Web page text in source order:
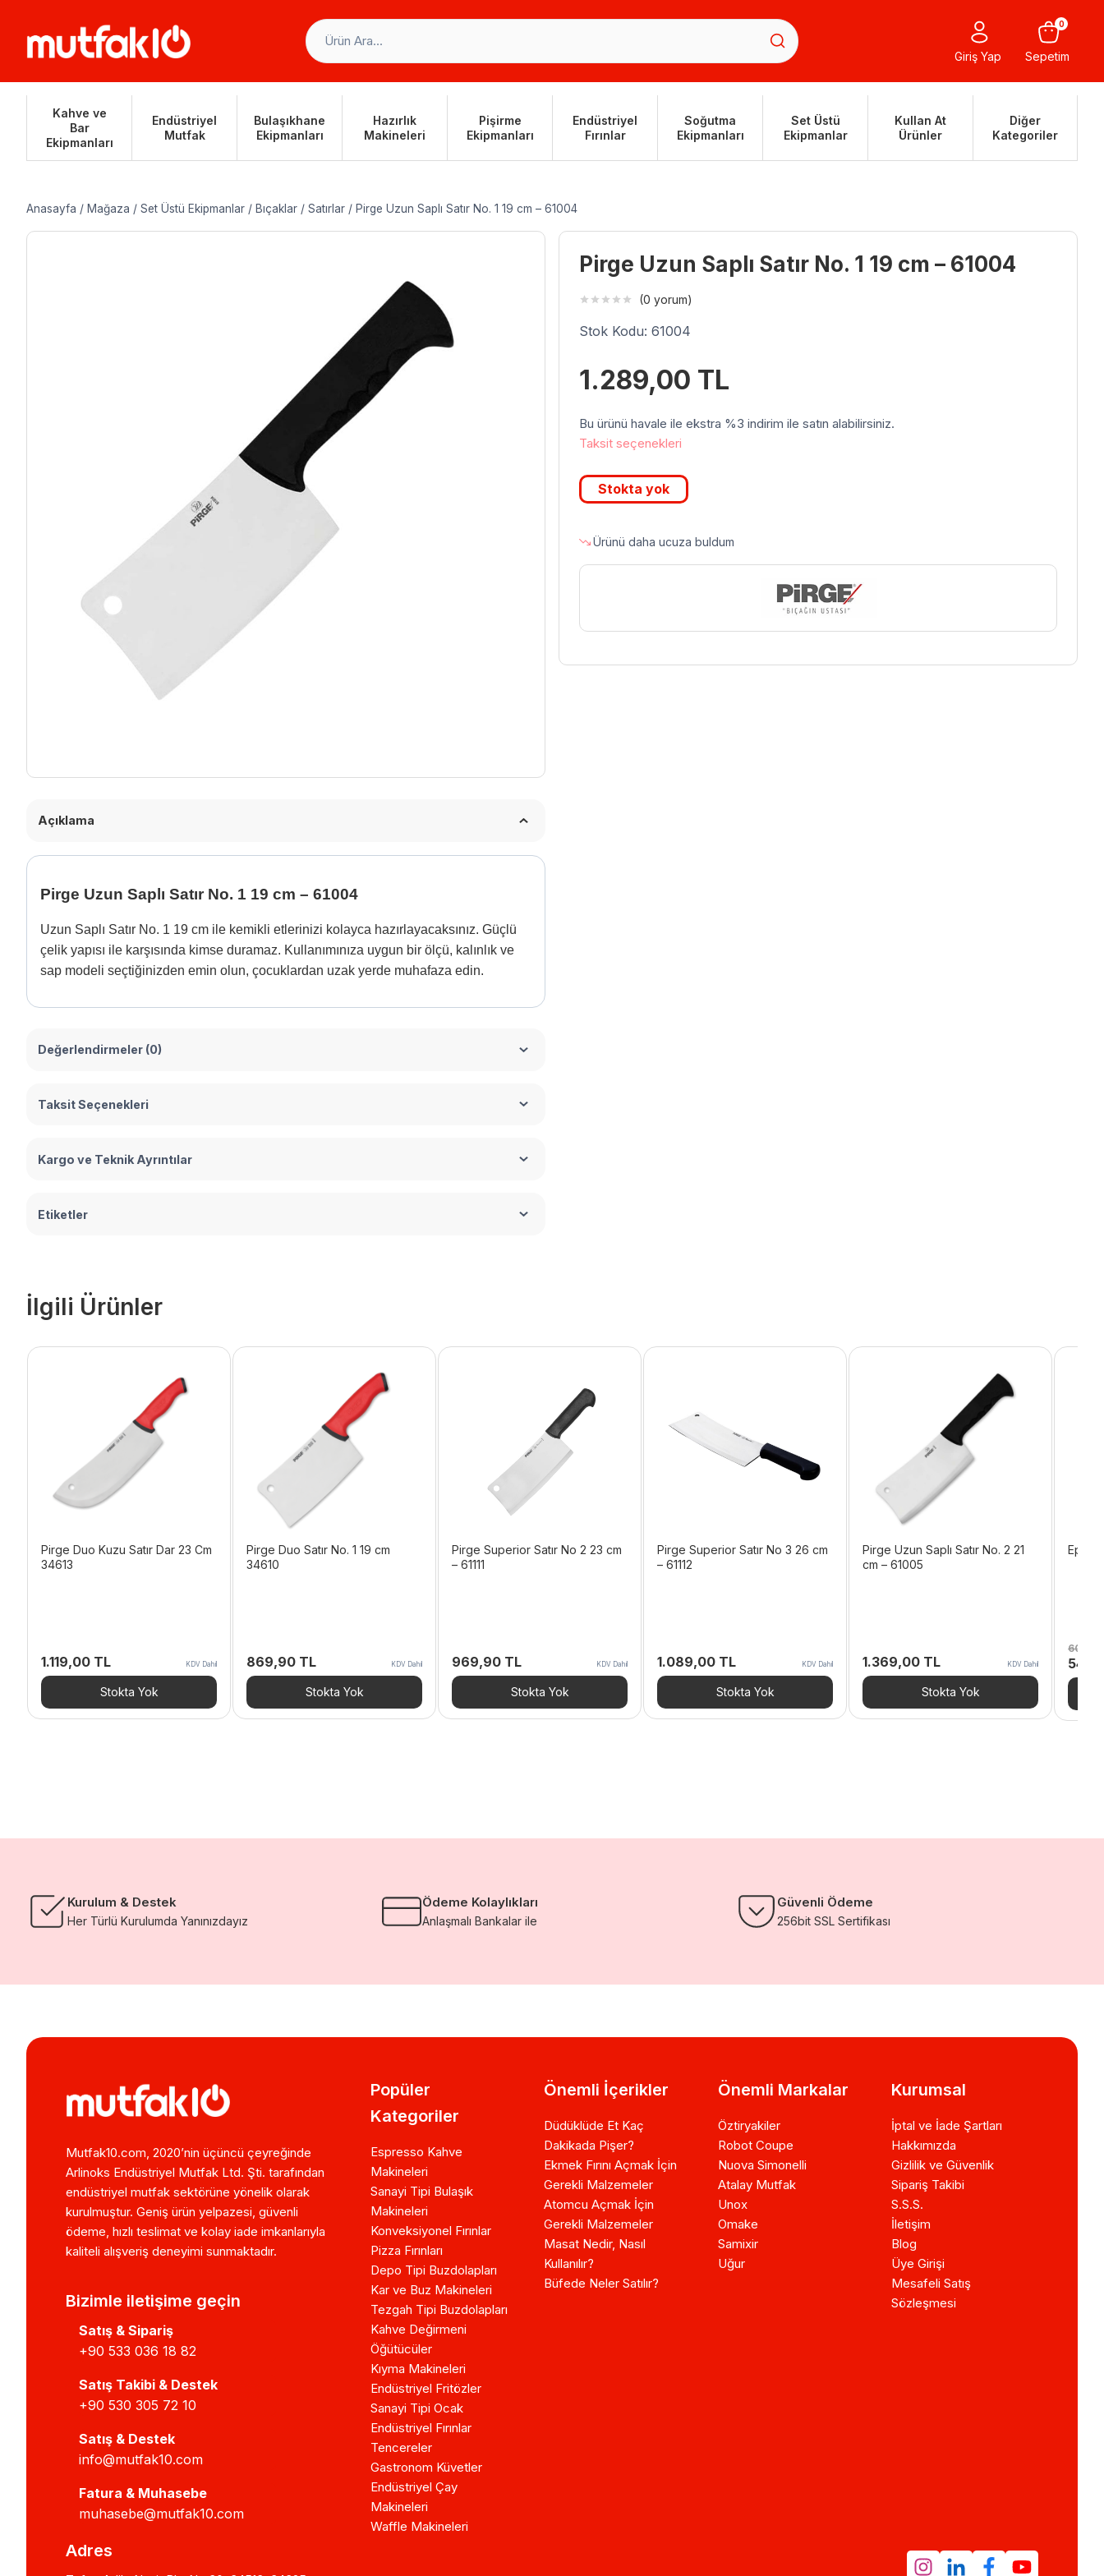
Giriş Yap Sepetim
0
Kahve ve
Bar
Ekipmanları
Endüstriyel
Mutfak
Bulaşıkhane
Ekipmanları
Hazırlık
Makineleri
Pişirme
Ekipmanları
Endüstriyel
Fırınlar
Soğutma
Ekipmanları
Set Üstü
Ekipmanlar
Kullan At
Ürünler
Diğer
Kategoriler
Anasayfa / Mağaza / Set Üstü Ekipmanlar / Bıçaklar / Satırlar / Pirge Uzun Saplı Satır No. 1 19 cm – 61004
Açıklama
Pirge Uzun Saplı Satır No. 1 19 cm – 61004
Uzun Saplı Satır No. 1 19 cm ile kemikli etlerinizi kolayca hazırlayacaksınız. Güçlü
çelik yapısı ile karşısında kimse duramaz. Kullanımınıza uygun bir ölçü, kalınlık ve
sap modeli seçtiğinizden emin olun, çocuklardan uzak yerde muhafaza edin.
Değerlendirmeler (0)
Taksit Seçenekleri
Kargo ve Teknik Ayrıntılar
Etiketler
Pirge Uzun Saplı Satır No. 1 19 cm – 61004
(0 yorum)
Stok Kodu: 61004
1.289,00 TL
Bu ürünü havale ile ekstra %3 indirim ile satın alabilirsiniz.
Taksit seçenekleri
Stokta yok
Ürünü daha ucuza buldum
İlgili Ürünler
Pirge Duo Kuzu Satır Dar 23 Cm
34613
1.119,00 TL KDV Dahil
Stokta Yok
Pirge Duo Satır No. 1 19 cm
34610
869,90 TL KDV Dahil
Stokta Yok
Pirge Superior Satır No 2 23 cm
– 61111
969,90 TL KDV Dahil
Stokta Yok
Pirge Superior Satır No 3 26 cm
– 61112
1.089,00 TL KDV Dahil
Stokta Yok
Pirge Uzun Saplı Satır No. 2 21
cm – 61005
1.369,00 TL KDV Dahil
Stokta Yok
fiyat:
Kurulum & Destek
Her Türlü Kurulumda Yanınızdayız
Ödeme Kolaylıkları
Anlaşmalı Bankalar ile
Güvenli Ödeme
256bit SSL Sertifikası
Mutfak10.com, 2020’nin üçüncü çeyreğinde
Arlinoks Endüstriyel Mutfak Ltd. Şti. tarafından
endüstriyel mutfak sektörüne yönelik olarak
kurulmuştur. Geniş ürün yelpazesi, güvenli
ödeme, hızlı teslimat ve kolay iade imkanlarıyla
kaliteli alışveriş deneyimi sunmaktadır.
Bizimle iletişime geçin
Satış & Sipariş
+90 533 036 18 82
Satış Takibi & Destek
+90 530 305 72 10
Satış & Destek
info@mutfak10.com
Fatura & Muhasebe
muhasebe@mutfak10.com
Adres
Popüler
Kategoriler
Espresso Kahve
Makineleri
Sanayi Tipi Bulaşık
Makineleri
Konveksiyonel Fırınlar
Pizza Fırınları
Depo Tipi Buzdolapları
Kar ve Buz Makineleri
Tezgah Tipi Buzdolapları
Kahve Değirmeni
Öğütücüler
Kıyma Makineleri
Endüstriyel Fritözler
Sanayi Tipi Ocak
Endüstriyel Fırınlar
Tencereler
Gastronom Küvetler
Endüstriyel Çay
Makineleri
Waffle Makineleri
Önemli İçerikler
Düdüklüde Et Kaç
Dakikada Pişer?
Ekmek Fırını Açmak İçin
Gerekli Malzemeler
Atomcu Açmak İçin
Gerekli Malzemeler
Masat Nedir, Nasıl
Kullanılır?
Büfede Neler Satılır?
Önemli Markalar
Öztiryakiler
Robot Coupe
Nuova Simonelli
Atalay Mutfak
Unox
Omake
Samixir
Uğur
Kurumsal
İptal ve İade Şartları
Hakkımızda
Gizlilik ve Güvenlik
Sipariş Takibi
S.S.S.
İletişim
Blog
Üye Girişi
Mesafeli Satış
Sözleşmesi